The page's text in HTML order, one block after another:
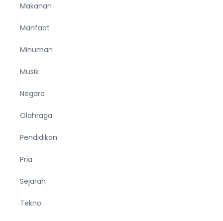
Makanan
Manfaat
Minuman
Musik
Negara
Olahraga
Pendidikan
Pria
Sejarah
Tekno